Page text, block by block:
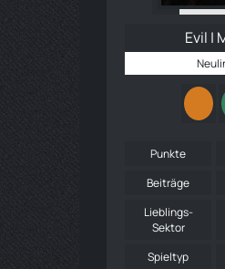
Evil |
Punkte
Beiträge
Lieblings-
Sektor
Spieltyp